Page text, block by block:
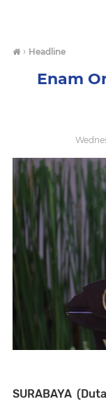
› Headline
Enam
SURABAYA